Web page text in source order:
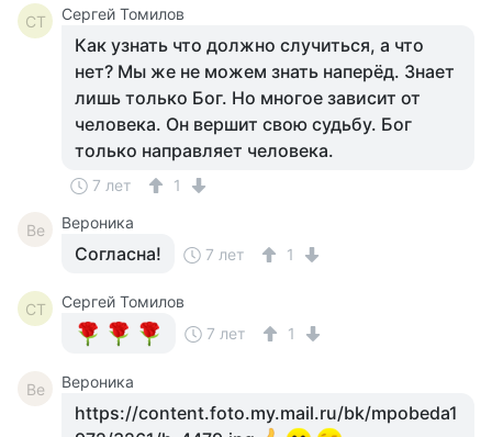
СТ Сергей Томилов
Как узнать что должно случиться, а что
нет? Мы же не можем знать наперёд. Знает
лишь только Бог. Но многое зависит от
человека. Он вершит свою судьбу. Бог
только направляет человека.
7 лет 1
Ве Вероника
Согласна! 7 лет 1
СТ
Сергей Томилов
7 лет
1
Ве Вероника
https://content.foto.my.mail.ru/bk/mpobeda1